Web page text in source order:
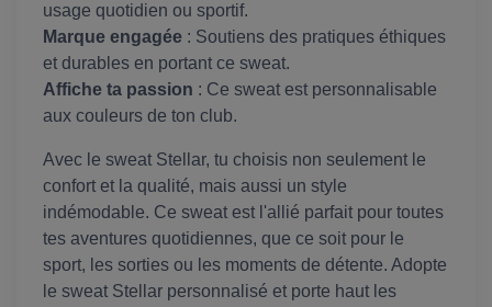
usage quotidien ou sportif.
Marque engagée : Soutiens des pratiques éthiques
et durables en portant ce sweat.
Affiche ta passion : Ce sweat est personnalisable
aux couleurs de ton club.
Avec le sweat Stellar, tu choisis non seulement le
confort et la qualité, mais aussi un style
indémodable. Ce sweat est l'allié parfait pour toutes
tes aventures quotidiennes, que ce soit pour le
sport, les sorties ou les moments de détente. Adopte
le sweat Stellar personnalisé et porte haut les